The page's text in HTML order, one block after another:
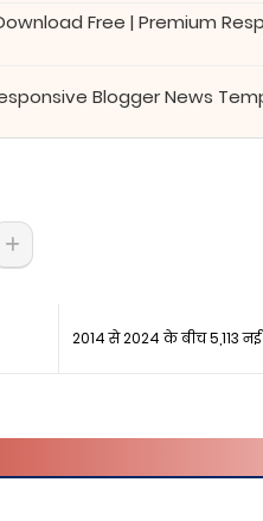
Free | Premium
Blogger News
2014 से 2024 के बीच 5,113